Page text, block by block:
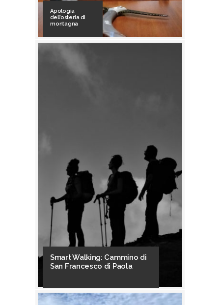
Apologia
dell’osteria di
montagna
Smart Walking: Cammino di
San Francesco di Paola